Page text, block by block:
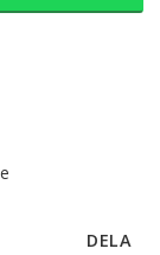
DELA